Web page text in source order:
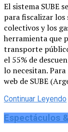
El sistema SUBE
para fiscalizar los
colectivos y los
herramienta que
transporte
el 55% de
lo necesitan.
web de SUBE
Continuar Leyendo
Espectáculos